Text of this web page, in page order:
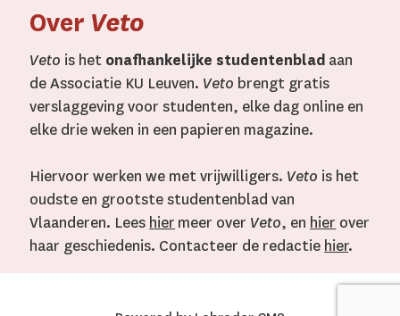
Over Veto
Veto is het onafhankelijke studentenblad aan
de Associatie KU Leuven. Veto brengt gratis
verslaggeving voor studenten, elke dag online en
elke drie weken in een papieren magazine.
Hiervoor werken we met vrijwilligers. Veto is het
oudste en grootste studentenblad van
Vlaanderen. Lees hier meer over Veto, en hier over
haar geschiedenis. Contacteer de redactie hier.